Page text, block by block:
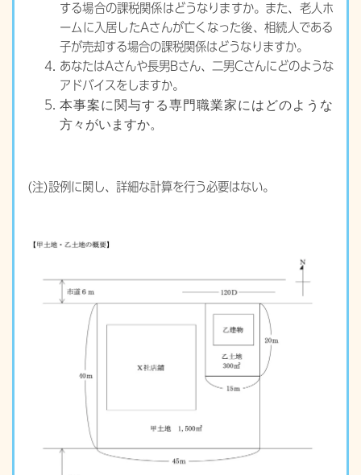
する場合の課税関係はどうなりますか。また、老人ホ
ームに入居したAさんが亡くなった後、相続人である
子が売却する場合の課税関係はどうなりますか。
あなたはAさんや長男Bさん、二男Cさんにどのような
アドバイスをしますか。
本事案に関与する専門職業家にはどのような
方々がいますか。
(注)設例に関し、詳細な計算を行う必要はない。